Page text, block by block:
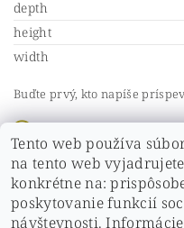
depth
height
width
Buďte prvý, kto napíše
Pridať komentár
Buďte prvý, kto napíše
Pridať hodnotenie
Tento web používa
na tento web
konkrétne na:
poskytovanie funkcií
návštevnosti.